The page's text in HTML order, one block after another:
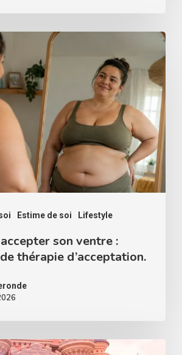
Estime de soi Lifestyle
son ventre :
thérapie d’acceptation.